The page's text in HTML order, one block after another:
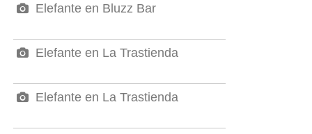
Elefante en Bluzz Bar
Elefante en La Trastienda
Elefante en La Trastienda